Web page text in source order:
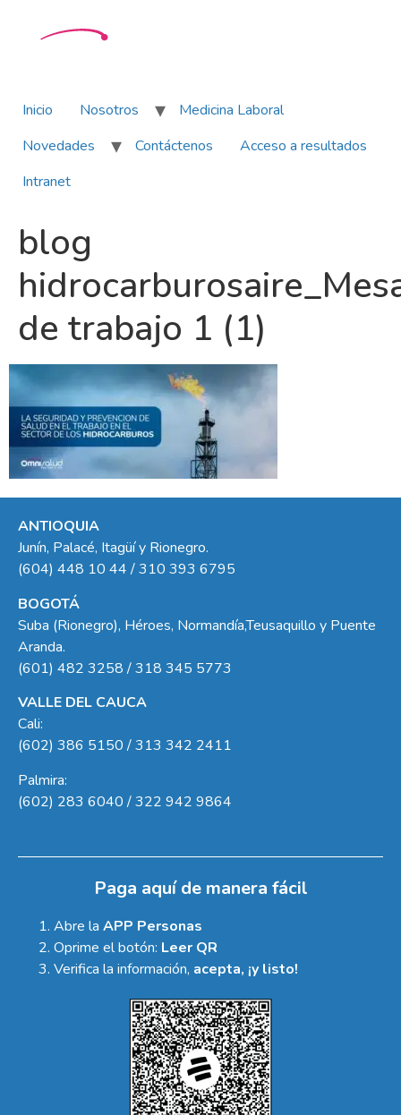
Inicio Nosotros
Medicina Laboral
Novedades
Contáctenos
Acceso a resultados
Intranet
blog
de trabajo 1 (1)
ANTIOQUIA
Junín, Palacé, Itagüí y Rionegro.
(604) 448 10 44 / 310 393 6795
BOGOTÁ
Suba (Rionegro), Héroes, Normandía,Teusaquillo y Puente
Aranda.
(601) 482 3258 / 318 345 5773
VALLE DEL CAUCA
Cali:
(602) 386 5150 / 313 342 2411
Palmira:
(602) 283 6040 / 322 942 9864
Paga aquí de manera fácil
Abre la APP Personas
Oprime el botón: Leer QR
Verifica la información, acepta, ¡y listo!